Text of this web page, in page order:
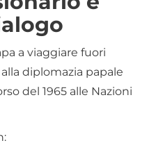
a viaggiare fuori
diplomazia papale
del 1965 alle Nazioni